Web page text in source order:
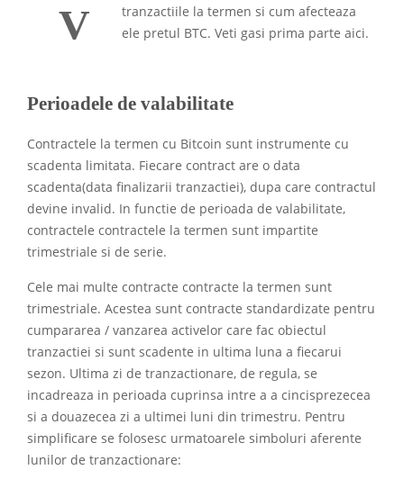
V
tranzactiile la termen si cum afecteaza
ele pretul BTC. Veti gasi prima parte aici.
Perioadele de valabilitate
Contractele la termen cu Bitcoin sunt instrumente cu
scadenta limitata. Fiecare contract are o data
scadenta(data finalizarii tranzactiei), dupa care contractul
devine invalid. In functie de perioada de valabilitate,
contractele contractele la termen sunt impartite
trimestriale si de serie.
Cele mai multe contracte contracte la termen sunt
trimestriale. Acestea sunt contracte standardizate pentru
cumpararea / vanzarea activelor care fac obiectul
tranzactiei si sunt scadente in ultima luna a fiecarui
sezon. Ultima zi de tranzactionare, de regula, se
incadreaza in perioada cuprinsa intre a a cincisprezecea
si a douazecea zi a ultimei luni din trimestru. Pentru
simplificare se folosesc urmatoarele simboluri aferente
lunilor de tranzactionare: